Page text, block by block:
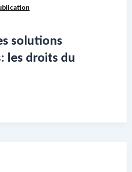
solutions
les droits du